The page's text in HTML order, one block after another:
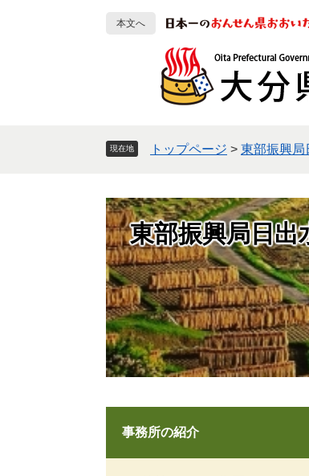
本文へ
現在地 トップページ > 東部振興局
東部振興局日出
事務所の紹介